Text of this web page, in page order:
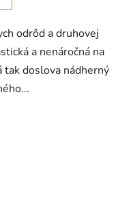
odrôd a druhovej
a nenáročná na
tak doslova nádherný